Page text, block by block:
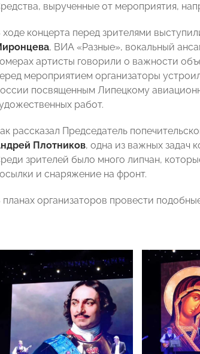
вырученные от мероприятия,
ходе концерта перед зрителями
, ВИА «Разные», вокальный
артисты говорили о важности
мероприятием организаторы
посвященным Липецкому
работ.
рассказал Председатель
Плотников, одна из важных задач
зрителей было много липчан,
и снаряжение на фронт.
планах организаторов провести